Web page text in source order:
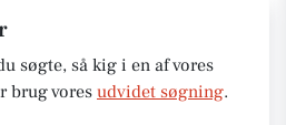
søgte, så kig i en af vores
brug vores udvidet søgning.